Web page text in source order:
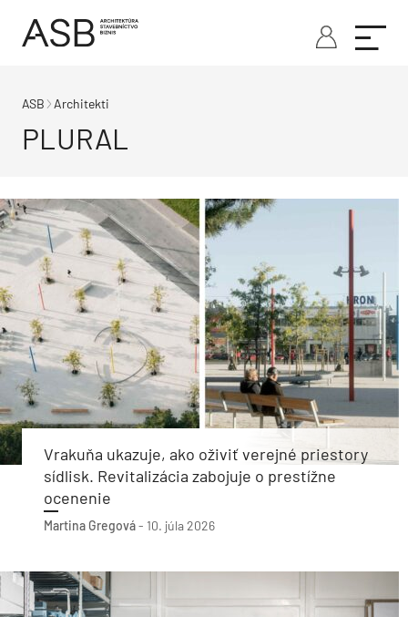
ASB Architekti
PLURAL
Vrakuňa ukazuje, ako oživiť verejné priestory
sídlisk. Revitalizácia zabojuje o prestížne
ocenenie
Martina Gregová- 10. júla 2026